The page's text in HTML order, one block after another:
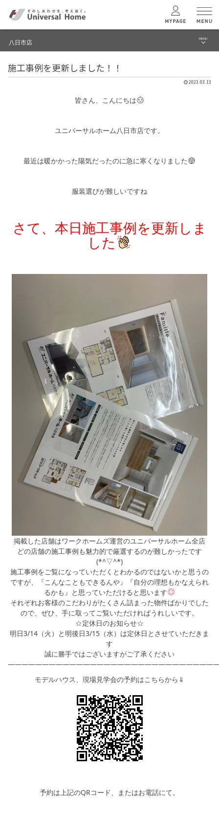
ユニバーサル ホームの特長
コンセプトプラン
テクノロジー
建築実例
検索・見学予約
シミュレー
コラボ情報
お問い合わせ
八日市店 MENU
ブログ
モデルハウス見学予約
施工事例を更新しました！！
2023.03.13
皆さん、こんにちは
ユニバーサルホーム八日市店です。
最近は暖かかった陽気だったのに急に寒くなりました
服装選びが難しいですね
さて、本日施工事例を更新しま
した
掲載した店舗はワークホームズ運営のユニバーサルホーム全店
どの店舗の施工事例も魅力的で厳選するのが難しかったです
(*^▽^*)
施工事例をご覧になっていただくとわかるのではないかと思うの
ですが、『こんなこともできるんや』『自分の理想もかなえられ
るかも』と思っていただけると思います
それぞれお客様のこだわりがたくさん詰まった物件ばかりでした
ので、ぜひ、手に取ってご覧いただければうれしいです。
☆定休日のお知らせ☆
明日3/14（火）と明後日3/15（水）は定休日とさせていただきま
す
誠に勝手ではございますがご了承ください
モデルハウス、現場見学会の予約はこちらから⇓
予約は上記のQRコード、またはお電話にて。